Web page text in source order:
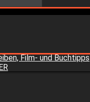
Film- und Buchtipps